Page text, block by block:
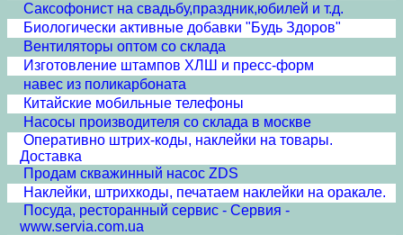
Cаксофонист на свадьбу,праздник,юбилей и т.д.
Биологически активные добавки "Будь Здоров"
Вентиляторы оптом со склада
Изготовление штампов ХЛШ и пресс-форм
навес из поликарбоната
Китайские мобильные телефоны
Насосы производителя со склада в москве
Оперативно штрих-коды, наклейки на товары.
Доставка
Продам скважинный насос ZDS
Наклейки, штрихкоды, печатаем наклейки на оракале.
Посуда, ресторанный сервис - Сервия -
www.servia.com.ua